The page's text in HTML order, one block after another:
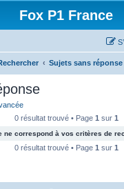
Fox P1 France
Sujets sans réponse
0 résultat trouvé • Page 1 sur 1
ne correspond à vos critères de
0 résultat trouvé • Page 1 sur 1